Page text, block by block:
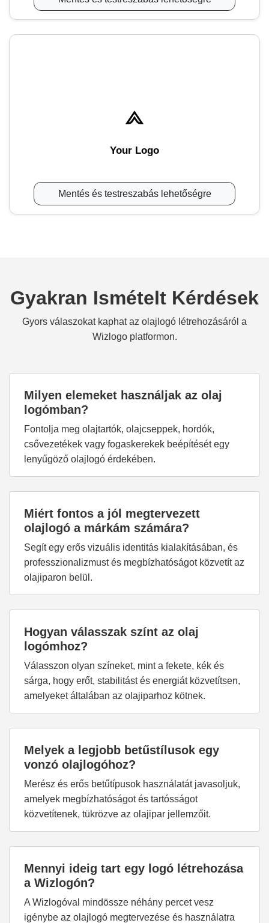
Your Logo
Mentés és testreszabás lehetőségre
Gyakran Ismételt Kérdések
Gyors válaszokat kaphat az olajlogó létrehozásáról a
Wizlogo platformon.
Milyen elemeket használjak az olaj
logómban?
Fontolja meg olajtartók, olajcseppek, hordók,
csővezetékek vagy fogaskerekek beépítését egy
lenyűgöző olajlogó érdekében.
Miért fontos a jól megtervezett
olajlogó a márkám számára?
Segít egy erős vizuális identitás kialakításában, és
professzionalizmust és megbízhatóságot közvetít az
olajiparon belül.
Hogyan válasszak színt az olaj
logómhoz?
Válasszon olyan színeket, mint a fekete, kék és
sárga, hogy erőt, stabilitást és energiát közvetítsen,
amelyeket általában az olajiparhoz kötnek.
Melyek a legjobb betűstílusok egy
vonzó olajlogóhoz?
Merész és erős betűtípusok használatát javasoljuk,
amelyek megbízhatóságot és tartósságot
közvetítenek, tükrözve az olajipar jellemzőit.
Mennyi ideig tart egy logó létrehozása
a Wizlogón?
A Wizlogóval mindössze néhány percet vesz
igénybe az olajlogó megtervezése és használatra